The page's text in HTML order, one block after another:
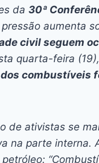
er
e
st
k
e
dI
n
l
da 30ª
aumenta
civil seguem
quarta-feira
combustíveis
de ativistas se
na parte interna.